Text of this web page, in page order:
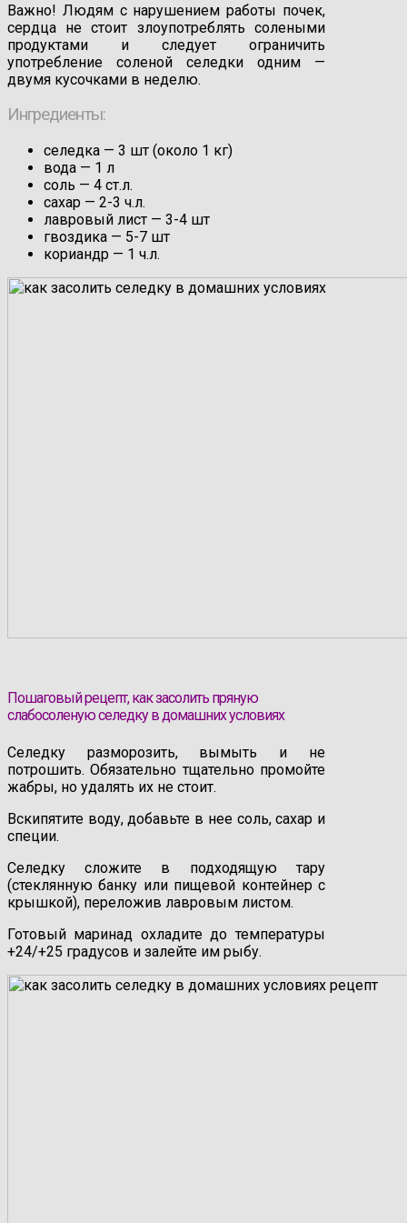
Важно! Людям с нарушением работы почек,
сердца не стоит злоупотреблять солеными
продуктами и следует ограничить
употребление соленой селедки одним —
двумя кусочками в неделю.
Ингредиенты:
селедка — 3 шт (около 1 кг)
вода — 1 л
соль — 4 ст.л.
сахар — 2-3 ч.л.
лавровый лист — 3-4 шт
гвоздика — 5-7 шт
кориандр — 1 ч.л.
Пошаговый рецепт, как засолить пряную
слабосоленую селедку в домашних условиях
Селедку разморозить, вымыть и не
потрошить. Обязательно тщательно промойте
жабры, но удалять их не стоит.
Вскипятите воду, добавьте в нее соль, сахар и
специи.
Селедку сложите в подходящую тару
(стеклянную банку или пищевой контейнер с
крышкой), переложив лавровым листом.
Готовый маринад охладите до температуры
+24/+25 градусов и залейте им рыбу.